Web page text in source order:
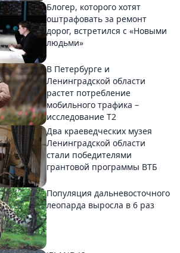
Блогер, которого хотят
оштрафовать за ремонт
дорог, встретился с «Новыми
людьми»
В Петербурге и
Ленинградской области
растет потребление
мобильного трафика –
исследование T2
Два краеведческих музея
Ленинградской области
стали победителями
грантовой программы ВТБ
Популяция дальневосточного
леопарда выросла в 6 раз